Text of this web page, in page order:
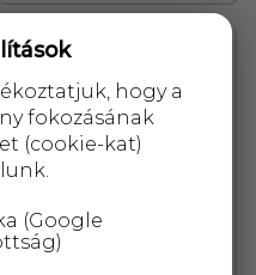
50865
hogy a
fokozásának
(cookie-kat)
(Google